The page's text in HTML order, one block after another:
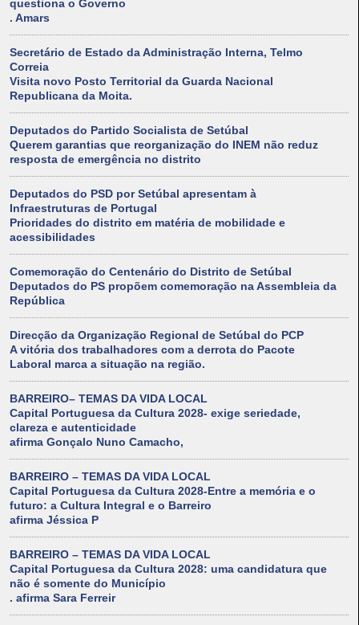
questiona o Governo
. Amars
Secretário de Estado da Administração Interna, Telmo
Correia
Visita novo Posto Territorial da Guarda Nacional
Republicana da Moita.
Deputados do Partido Socialista de Setúbal
Querem garantias que reorganização do INEM não reduz
resposta de emergência no distrito
Deputados do PSD por Setúbal apresentam à
Infraestruturas de Portugal
Prioridades do distrito em matéria de mobilidade e
acessibilidades
Comemoração do Centenário do Distrito de Setúbal
Deputados do PS propõem comemoração na Assembleia da
República
Direcção da Organização Regional de Setúbal do PCP
A vitória dos trabalhadores com a derrota do Pacote
Laboral marca a situação na região.
BARREIRO– TEMAS DA VIDA LOCAL
Capital Portuguesa da Cultura 2028- exige seriedade,
clareza e autenticidade
afirma Gonçalo Nuno Camacho,
BARREIRO – TEMAS DA VIDA LOCAL
Capital Portuguesa da Cultura 2028-Entre a memória e o
futuro: a Cultura Integral e o Barreiro
afirma Jéssica P
BARREIRO – TEMAS DA VIDA LOCAL
Capital Portuguesa da Cultura 2028: uma candidatura que
não é somente do Município
. afirma Sara Ferreir